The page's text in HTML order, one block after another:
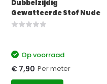
Dubbelzijdig
Gewatteerde Stof Nude
Op voorraad
€ 7,90 Per meter